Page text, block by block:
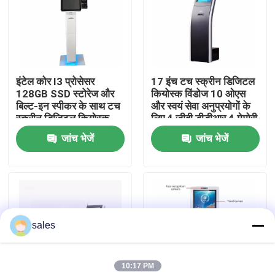
कारखाना भ्रमण
गुणवत्ता नियंत्रण
समाचार
इंटेल कोर I3 प्रोसेसर
128GB SSD स्टोरेज और
बिल्ट-इन स्पीकर के साथ टच
स्क्रीन डिजिटल कियोस्क
जांच भेजें
17 इंच टच स्क्रीन डिजिटल
कियोस्क विंडोज 10 ओएस
और स्वयं सेवा अनुप्रयोगों के
लिए 4 जीबी डीडीआर 4 मेमोरी
के साथ
जांच भेजें
sales
10:17 PM